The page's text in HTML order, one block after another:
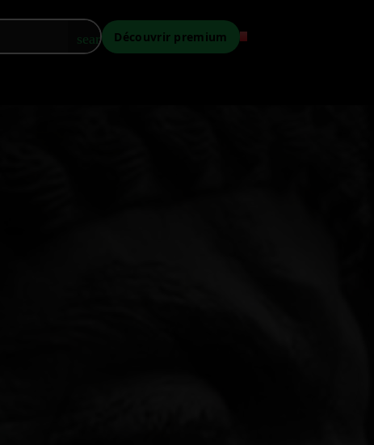
search Découvrir premium